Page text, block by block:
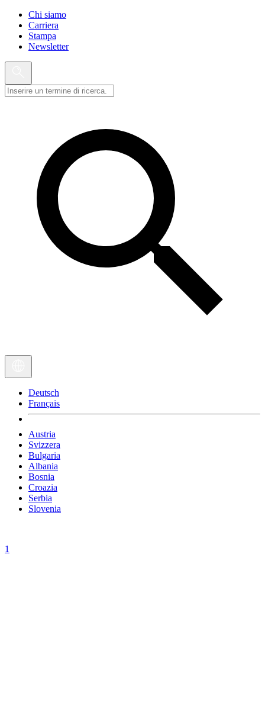
Chi siamo
Carriera
Stampa
Newsletter
Deutsch
Français
Austria
Svizzera
Bulgaria
Albania
Bosnia
Croazia
Serbia
Slovenia
1